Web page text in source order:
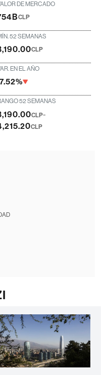
DE MERCADO
CLP
52 SEMANAS
CLP
EN EL AÑO
52 SEMANAS
CLP-
CLP